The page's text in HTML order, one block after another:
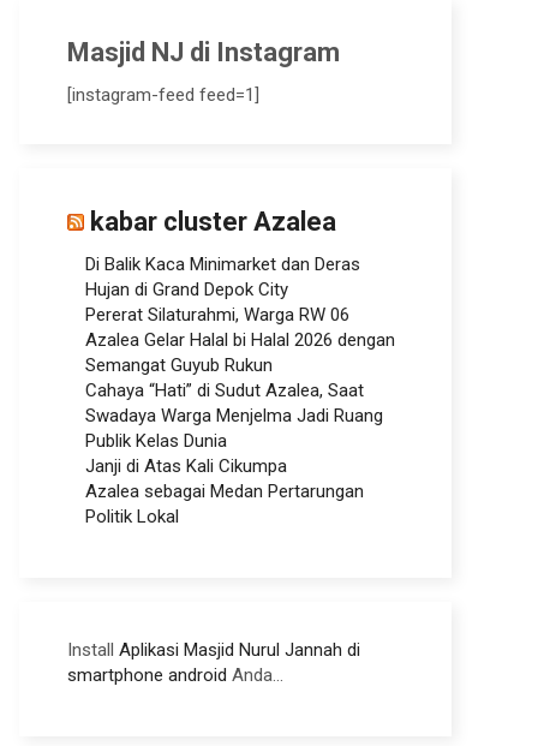
Masjid NJ di Instagram
[instagram-feed feed=1]
kabar cluster Azalea
Di Balik Kaca Minimarket dan Deras
Hujan di Grand Depok City
Pererat Silaturahmi, Warga RW 06
Azalea Gelar Halal bi Halal 2026 dengan
Semangat Guyub Rukun
Cahaya “Hati” di Sudut Azalea, Saat
Swadaya Warga Menjelma Jadi Ruang
Publik Kelas Dunia
Janji di Atas Kali Cikumpa
Azalea sebagai Medan Pertarungan
Politik Lokal
Install Aplikasi Masjid Nurul Jannah di
smartphone android Anda...